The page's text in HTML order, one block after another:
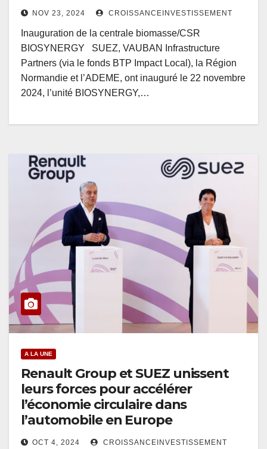
NOV 23, 2024 CROISSANCEINVESTISSEMENT
Inauguration de la centrale biomasse/CSR
BIOSYNERGY SUEZ, VAUBAN Infrastructure
Partners (via le fonds BTP Impact Local), la Région
Normandie et l’ADEME, ont inauguré le 22 novembre
2024, l’unité BIOSYNERGY,…
A LA UNE
Renault Group et SUEZ unissent
leurs forces pour accélérer
l’économie circulaire dans
l’automobile en Europe
OCT 4, 2024 CROISSANCEINVESTISSEMENT